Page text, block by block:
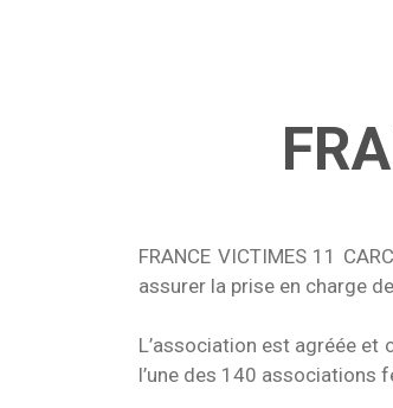
FRANCE VICTIMES 11
assurer la prise en charge
L’association est agréée et
l’une des 140 associations